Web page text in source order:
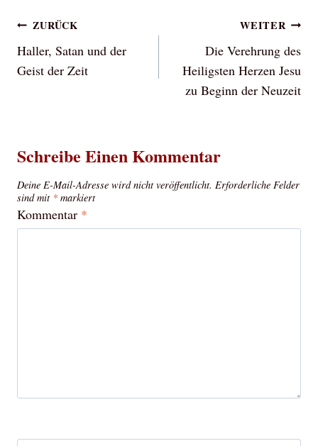
Beitragsnavigation
ZURÜCK
Haller, Satan und der
Geist der Zeit
WEITER
Die Verehrung des
Heiligsten Herzen Jesu
zu Beginn der Neuzeit
Schreibe Einen Kommentar
Deine E-Mail-Adresse wird nicht veröffentlicht. Erforderliche Felder
sind mit * markiert
Kommentar *